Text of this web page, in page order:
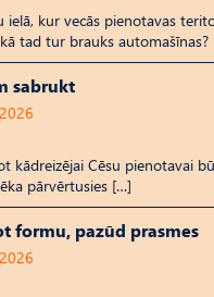
ielā, kur vecās pienotavas
tad tur brauks automašīnas?
sabrukt
kādreizējai Cēsu pienotavai
pārvērtusies […]
formu, pazūd prasmes